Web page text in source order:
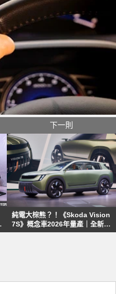
下一則
純電大棕熊？！《Skoda Vision
7S》概念車2026年量產｜全新設
計語彙與廠徽 續航超過600公里